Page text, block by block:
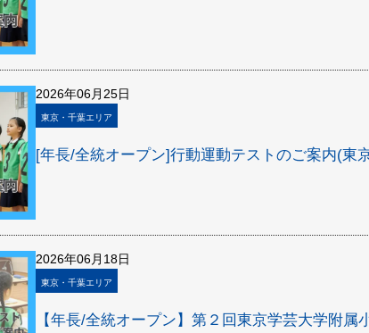
2026年06月25日
東京・千葉エリア
[年長/全統オープン]行動運動テストのご案内(東
2026年06月18日
東京・千葉エリア
【年長/全統オープン】第２回東京学芸大学附